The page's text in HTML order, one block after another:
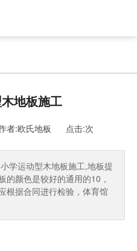
地板施工
者:欧氏地板 点击:次
学运动型木地板施工,地板提
的颜色是较好的通用的10，
根据合同进行检验，体育馆